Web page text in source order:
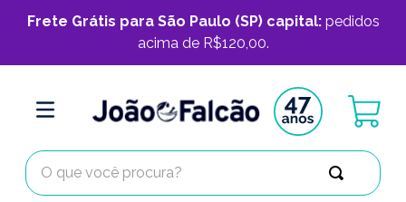
Frete Grátis para São Paulo (SP) capital:pedidos
acima de R$120,00.
O que você procura?